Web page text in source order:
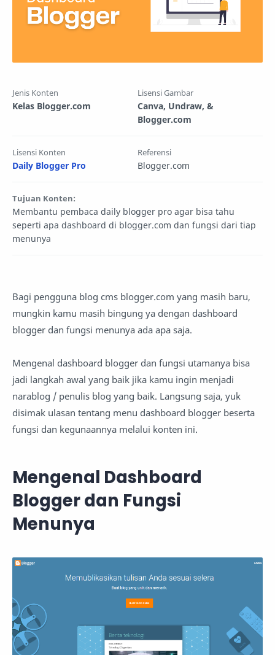
Jenis Konten
Kelas Blogger.com
Lisensi Gambar
Canva, Undraw, &
Blogger.com
Lisensi Konten
Daily Blogger Pro
Referensi
Blogger.com
Tujuan Konten:
Membantu pembaca daily blogger pro agar bisa tahu
seperti apa dashboard di blogger.com dan fungsi dari tiap
menunya
Bagi pengguna blog cms blogger.com yang masih baru,
mungkin kamu masih bingung ya dengan dashboard
blogger dan fungsi menunya ada apa saja.
Mengenal dashboard blogger dan fungsi utamanya bisa
jadi langkah awal yang baik jika kamu ingin menjadi
narablog / penulis blog yang baik. Langsung saja, yuk
disimak ulasan tentang menu dashboard blogger beserta
fungsi dan kegunaannya melalui konten ini.
Mengenal Dashboard
Blogger dan Fungsi
Menunya